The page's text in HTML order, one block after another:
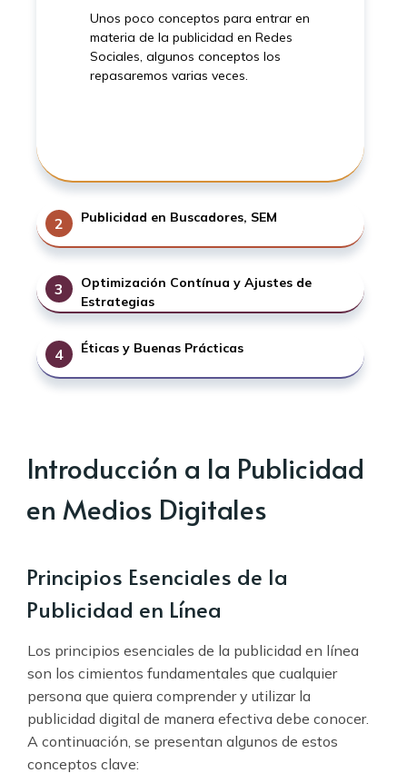
Unos poco conceptos para entrar en
materia de la publicidad en Redes
Sociales, algunos conceptos los
repasaremos varias veces.
2 Publicidad en Buscadores, SEM
Aquí explicamos qué debes hacer en qué
3
Optimización Contínua y Ajustes de
Estrategias
manteniendo vuestros anuncios al máximo
rendimiento y aprovechando cada clic y
4 Éticas y Buenas Prácticas
Por último unos consejos para levar unas
Introducción a la Publicidad
en Medios Digitales
Principios Esenciales de la
Publicidad en Línea
Los principios esenciales de la publicidad en línea
son los cimientos fundamentales que cualquier
persona que quiera comprender y utilizar la
publicidad digital de manera efectiva debe conocer.
A continuación, se presentan algunos de estos
conceptos clave: